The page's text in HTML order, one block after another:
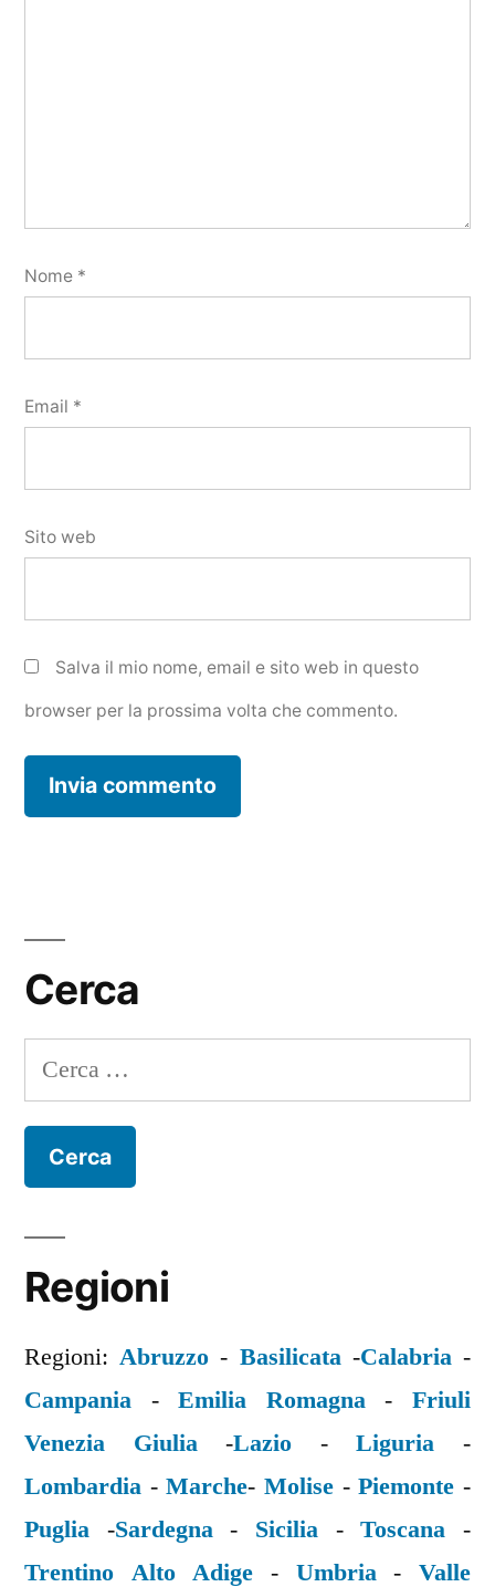
Nome *
Email *
Sito web
Salva il mio nome, email e sito web in questo
browser per la prossima volta che commento.
Cerca
Ricerca
per:
Regioni
Regioni:Abruzzo - Basilicata-Calabria-
Campania -Emilia Romagna-Friuli
Venezia Giulia-Lazio -Liguria -
Lombardia -Marche-Molise -Piemonte -
Puglia -Sardegna- Sicilia -Toscana -
Trentino Alto Adige - Umbria-Valle